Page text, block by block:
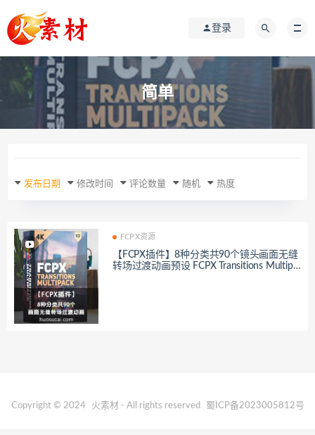
登录
简单
发布日期 修改时间 评论数量 随机 热度
FCPX资源
【FCPX插件】8种分类共90个镜头画面无缝
转场过渡动画预设 FCPX Transitions Multipa
Copyright © 2024 火素材- All rights reserved 蜀ICP备2023005812号